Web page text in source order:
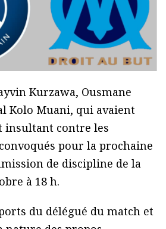
Kurzawa, Ousmane
Kolo Muani, qui avaient
insultant contre les
pour la prochaine
de discipline de la
à 18 h.
du délégué du match et